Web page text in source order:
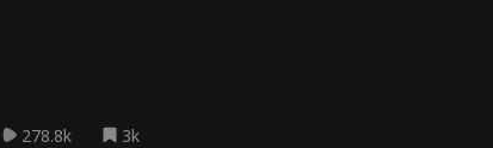
278.8k 3k